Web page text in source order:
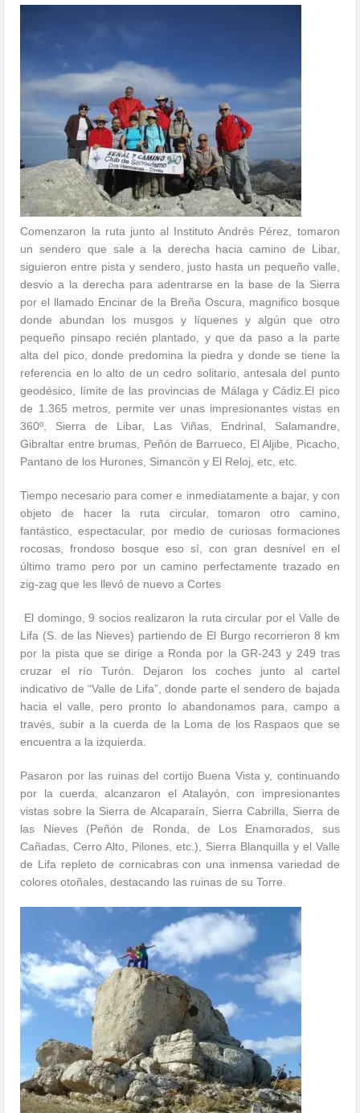
Comenzaron la ruta junto al Instituto Andrés Pérez, tomaron
un sendero que sale a la derecha hacia camino de Libar,
siguieron entre pista y sendero, justo hasta un pequeño valle,
desvio a la derecha para adentrarse en la base de la Sierra
por el llamado Encinar de la Breña Oscura, magnifico bosque
donde abundan los musgos y líquenes y algún que otro
pequeño pinsapo recién plantado, y que da paso a la parte
alta del pico, donde predomina la piedra y donde se tiene la
referencia en lo alto de un cedro solitario, antesala del punto
geodésico, límite de las provincias de Málaga y Cádiz.El pico
de 1.365 metros, permite ver unas impresionantes vistas en
360º, Sierra de Libar, Las Viñas, Endrinal, Salamandre,
Gibraltar entre brumas, Peñón de Barrueco, El Aljibe, Picacho,
Pantano de los Hurones, Simancón y El Reloj, etc, etc.
Tiempo necesario para comer e inmediatamente a bajar, y con
objeto de hacer la ruta circular, tomaron otro camino,
fantástico, espectacular, por medio de curiosas formaciones
rocosas, frondoso bosque eso sí, con gran desnivel en el
último tramo pero por un camino perfectamente trazado en
zig-zag que les llevó de nuevo a Cortes
El domingo, 9 socios realizaron la ruta circular por el Valle de
Lifa (S. de las Nieves) partiendo de El Burgo recorrieron 8 km
por la pista que se dirige a Ronda por la GR-243 y 249 tras
cruzar el río Turón. Dejaron los coches junto al cartel
indicativo de “Valle de Lifa”, donde parte el sendero de bajada
hacia el valle, pero pronto lo abandonamos para, campo a
través, subir a la cuerda de la Loma de los Raspaos que se
encuentra a la izquierda.
Pasaron por las ruinas del cortijo Buena Vista y, continuando
por la cuerda, alcanzaron el Atalayón, con impresionantes
vistas sobre la Sierra de Alcaparaín, Sierra Cabrilla, Sierra de
las Nieves (Peñón de Ronda, de Los Enamorados, sus
Cañadas, Cerro Alto, Pilones, etc.), Sierra Blanquilla y el Valle
de Lifa repleto de cornicabras con una inmensa variedad de
colores otoñales, destacando las ruinas de su Torre.